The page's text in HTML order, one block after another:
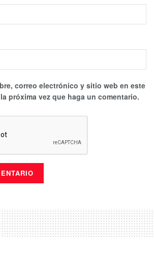
correo electrónico y sitio web en este
próxima vez que haga un comentario.